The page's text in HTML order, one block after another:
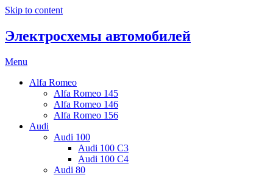
Skip to content
Электросхемы автомобилей
Menu
Alfa Romeo
Alfa Romeo 145
Alfa Romeo 146
Alfa Romeo 156
Audi
Audi 100
Audi 100 C3
Audi 100 C4
Audi 80